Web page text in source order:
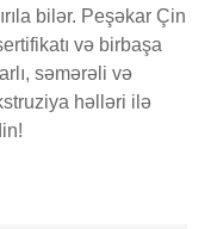
bilər. Peşəkar Çin
və birbaşa
səmərəli və
həlləri ilə